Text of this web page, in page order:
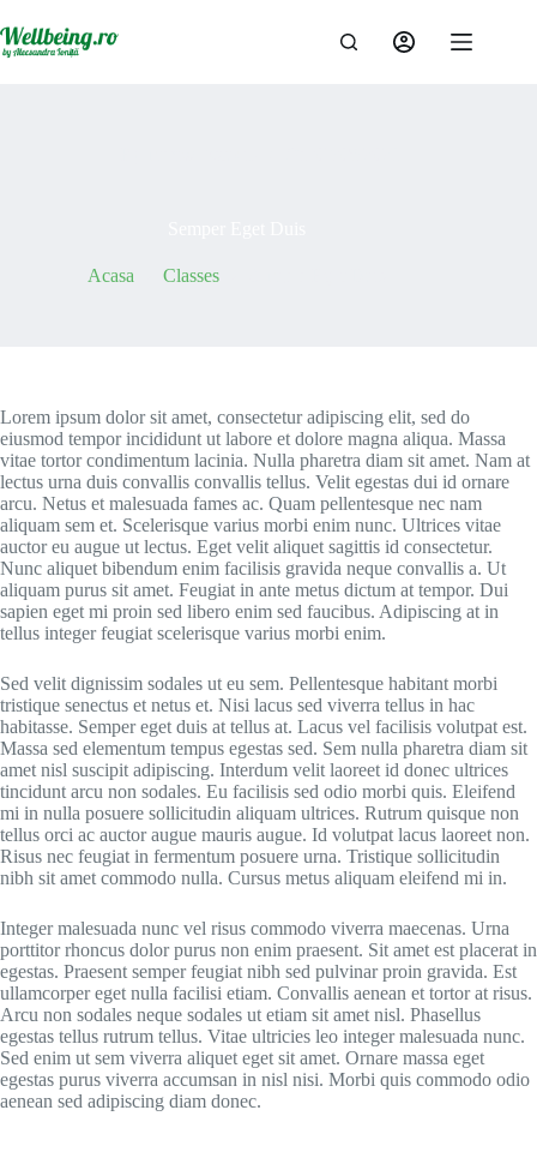
la
conținut
Acasa Classes
Lorem ipsum dolor sit amet, consectetur adipiscing elit, sed do
eiusmod tempor incididunt ut labore et dolore magna aliqua. Massa
vitae tortor condimentum lacinia. Nulla pharetra diam sit amet. Nam at
lectus urna duis convallis convallis tellus. Velit egestas dui id ornare
arcu. Netus et malesuada fames ac. Quam pellentesque nec nam
aliquam sem et. Scelerisque varius morbi enim nunc. Ultrices vitae
auctor eu augue ut lectus. Eget velit aliquet sagittis id consectetur.
Nunc aliquet bibendum enim facilisis gravida neque convallis a. Ut
aliquam purus sit amet. Feugiat in ante metus dictum at tempor. Dui
sapien eget mi proin sed libero enim sed faucibus. Adipiscing at in
tellus integer feugiat scelerisque varius morbi enim.
Sed velit dignissim sodales ut eu sem. Pellentesque habitant morbi
tristique senectus et netus et. Nisi lacus sed viverra tellus in hac
habitasse. Semper eget duis at tellus at. Lacus vel facilisis volutpat est.
Massa sed elementum tempus egestas sed. Sem nulla pharetra diam sit
amet nisl suscipit adipiscing. Interdum velit laoreet id donec ultrices
tincidunt arcu non sodales. Eu facilisis sed odio morbi quis. Eleifend
mi in nulla posuere sollicitudin aliquam ultrices. Rutrum quisque non
tellus orci ac auctor augue mauris augue. Id volutpat lacus laoreet non.
Risus nec feugiat in fermentum posuere urna. Tristique sollicitudin
nibh sit amet commodo nulla. Cursus metus aliquam eleifend mi in.
Integer malesuada nunc vel risus commodo viverra maecenas. Urna
porttitor rhoncus dolor purus non enim praesent. Sit amet est placerat in
egestas. Praesent semper feugiat nibh sed pulvinar proin gravida. Est
ullamcorper eget nulla facilisi etiam. Convallis aenean et tortor at risus.
Arcu non sodales neque sodales ut etiam sit amet nisl. Phasellus
egestas tellus rutrum tellus. Vitae ultricies leo integer malesuada nunc.
Sed enim ut sem viverra aliquet eget sit amet. Ornare massa eget
egestas purus viverra accumsan in nisl nisi. Morbi quis commodo odio
aenean sed adipiscing diam donec.